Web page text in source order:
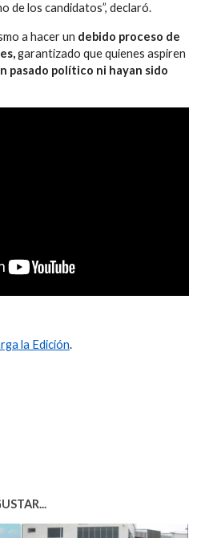
de los candidatos”, declaró.
a hacer un debido proceso de
garantizado que quienes aspiren
pasado político ni hayan sido
la Edición.